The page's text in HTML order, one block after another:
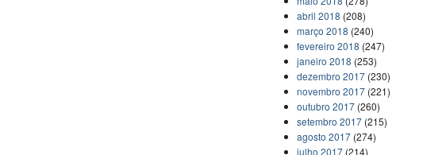
abril 2018 (208)
março 2018 (240)
fevereiro 2018 (247)
janeiro 2018 (253)
dezembro 2017 (230)
novembro 2017 (221)
outubro 2017 (260)
setembro 2017 (215)
agosto 2017 (274)
julho 2017 (214)